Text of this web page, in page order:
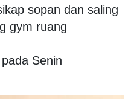
sopan dan saling
gym ruang
pada Senin